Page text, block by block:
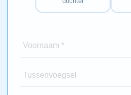
Voornaam *
Tussenvoegsel